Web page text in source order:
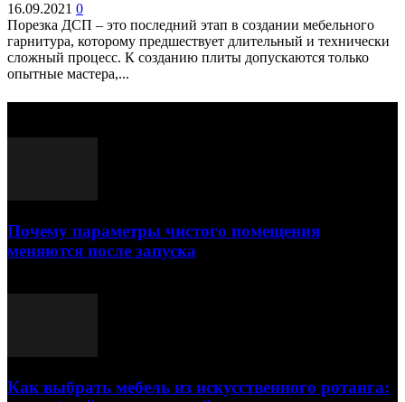
16.09.2021 0
Порезка ДСП – это последний этап в создании мебельного
гарнитура, которому предшествует длительный и технически
сложный процесс. К созданию плиты допускаются только
опытные мастера,...
Почему параметры чистого помещения
меняются после запуска
Как выбрать мебель из искусственного ротанга: